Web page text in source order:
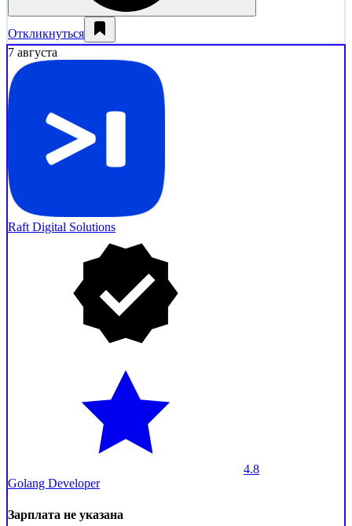
Откликнуться
7 августа
Raft Digital Solutions
4.8
Golang Developer
Зарплата не указана